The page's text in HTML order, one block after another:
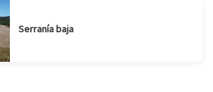
Serranía baja